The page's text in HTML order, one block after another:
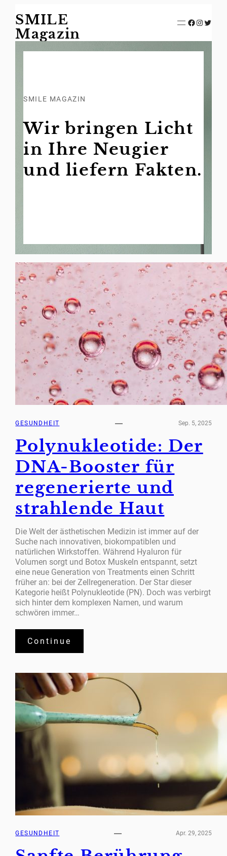
Inhalt
springen
SMILE
Magazin
Facebook Instagram Twitter
SMILE MAGAZIN
Wir bringen Licht
in Ihre Neugier
und liefern Fakten.
GESUNDHEIT Sep. 5, 2025
Polynukleotide: Der
DNA-Booster für
regenerierte und
strahlende Haut
Die Welt der ästhetischen Medizin ist immer auf der
Suche nach innovativen, biokompatiblen und
natürlichen Wirkstoffen. Während Hyaluron für
Volumen sorgt und Botox Muskeln entspannt, setzt
eine neue Generation von Treatments einen Schritt
früher an: bei der Zellregeneration. Der Star dieser
Kategorie heißt Polynukleotide (PN). Doch was verbirgt
sich hinter dem komplexen Namen, und warum
schwören immer…
Continue
GESUNDHEIT Apr. 29, 2025